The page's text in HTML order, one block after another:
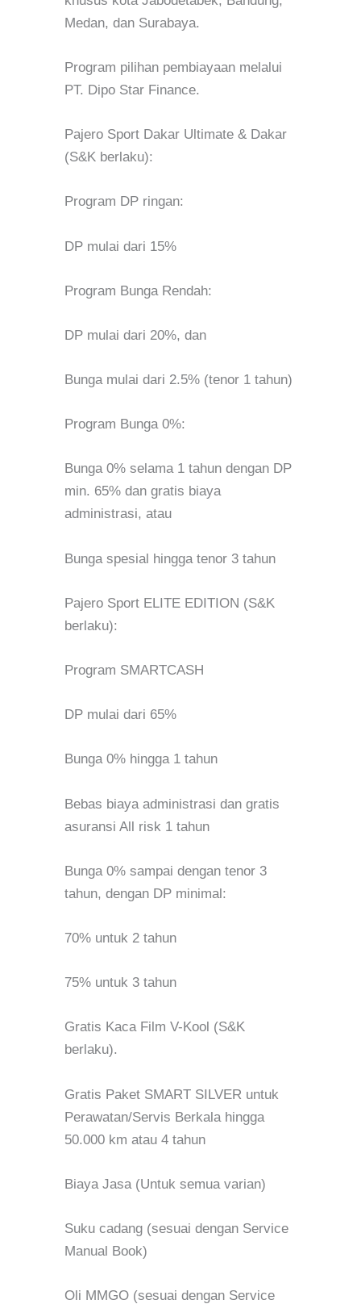
Medan, dan Surabaya.
Program pilihan pembiayaan melalui
PT. Dipo Star Finance.
Pajero Sport Dakar Ultimate & Dakar
(S&K berlaku):
Program DP ringan:
DP mulai dari 15%
Program Bunga Rendah:
DP mulai dari 20%, dan
Bunga mulai dari 2.5% (tenor 1 tahun)
Program Bunga 0%:
Bunga 0% selama 1 tahun dengan DP
min. 65% dan gratis biaya
administrasi, atau
Bunga spesial hingga tenor 3 tahun
Pajero Sport ELITE EDITION (S&K
berlaku):
Program SMARTCASH
DP mulai dari 65%
Bunga 0% hingga 1 tahun
Bebas biaya administrasi dan gratis
asuransi All risk 1 tahun
Bunga 0% sampai dengan tenor 3
tahun, dengan DP minimal:
70% untuk 2 tahun
75% untuk 3 tahun
Gratis Kaca Film V-Kool (S&K
berlaku).
Gratis Paket SMART SILVER untuk
Perawatan/Servis Berkala hingga
50.000 km atau 4 tahun
Biaya Jasa (Untuk semua varian)
Suku cadang (sesuai dengan Service
Manual Book)
Oli MMGO (sesuai dengan Service